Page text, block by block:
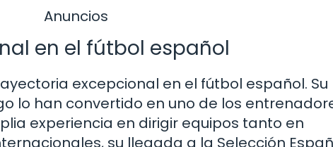
Anuncios
en el fútbol español
excepcional en el fútbol español. Su
lo han convertido en uno de los
experiencia en dirigir equipos tanto en
su llegada a la Selección